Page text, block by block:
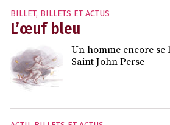
BILLET, BILLETS ET ACTUS
L’œuf bleu
Un homme encore se
Saint John Perse